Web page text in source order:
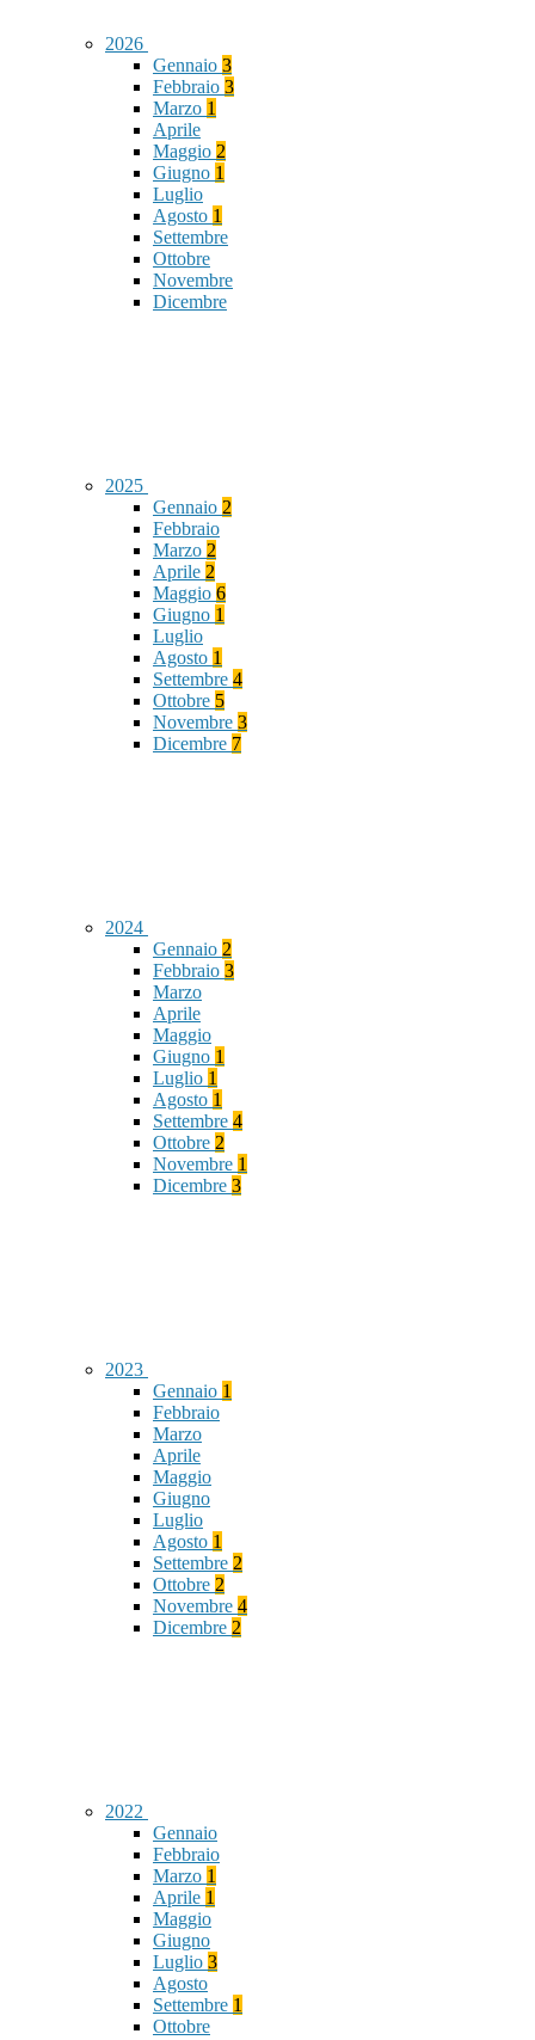
2026
Gennaio 3
Febbraio 3
Marzo 1
Aprile
Maggio 2
Giugno 1
Luglio
Agosto 1
Settembre
Ottobre
Novembre
Dicembre
2025
Gennaio 2
Febbraio
Marzo 2
Aprile 2
Maggio 6
Giugno 1
Luglio
Agosto 1
Settembre 4
Ottobre 5
Novembre 3
Dicembre 7
2024
Gennaio 2
Febbraio 3
Marzo
Aprile
Maggio
Giugno 1
Luglio 1
Agosto 1
Settembre 4
Ottobre 2
Novembre 1
Dicembre 3
2023
Gennaio 1
Febbraio
Marzo
Aprile
Maggio
Giugno
Luglio
Agosto 1
Settembre 2
Ottobre 2
Novembre 4
Dicembre 2
2022
Gennaio
Febbraio
Marzo 1
Aprile 1
Maggio
Giugno
Luglio 3
Agosto
Settembre 1
Ottobre